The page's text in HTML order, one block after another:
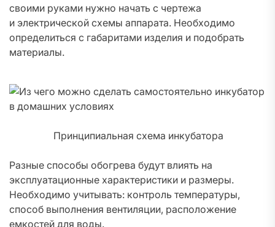
своими руками нужно начать с чертежа
и электрической схемы аппарата. Необходимо
определиться с габаритами изделия и подобрать
материалы.
Принципиальная схема инкубатора
Разные способы обогрева будут влиять на
эксплуатационные характеристики и размеры.
Необходимо учитывать: контроль температуры,
способ выполнения вентиляции, расположение
емкостей для воды.